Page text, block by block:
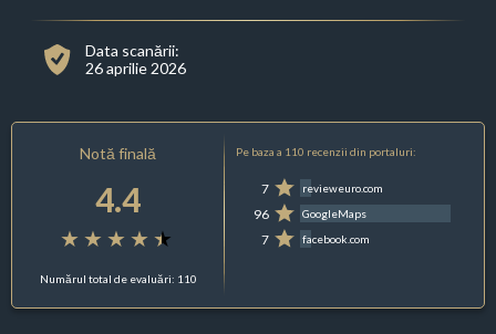
Data scanării:
26 aprilie 2026
Notă finală
4.4
Numărul total de evaluări: 110
Pe baza a 110 recenzii din portaluri:
7 revieweuro.com
96 GoogleMaps
7 facebook.com